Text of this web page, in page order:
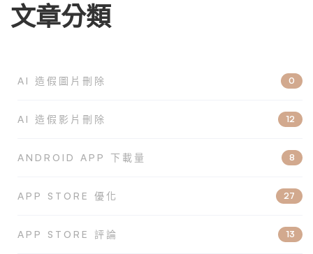
文章分類
AI 造假圖片刪除 0
AI 造假影片刪除 12
ANDROID APP 下載量 8
APP STORE 優化 27
APP STORE 評論 13